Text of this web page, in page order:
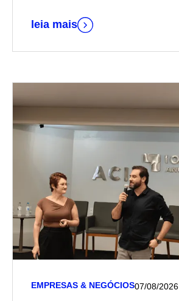
leia mais
EMPRESAS & NEGÓCIOS07/08/2026